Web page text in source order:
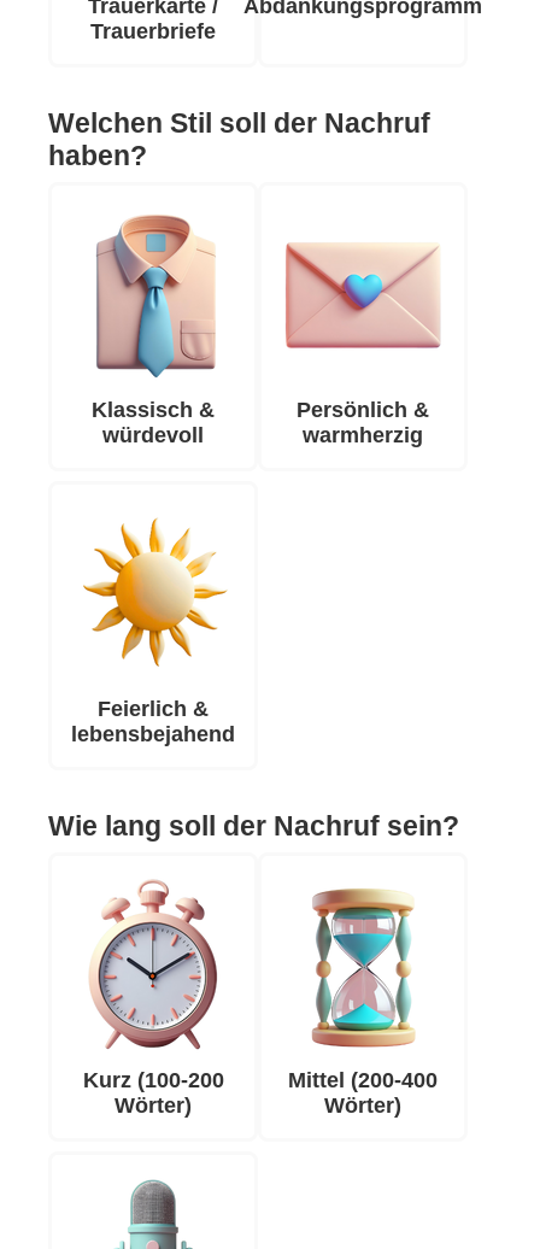
Trauerkarte /
Trauerbriefe
Abdankungsprogramm
Welchen Stil soll der Nachruf
haben?
Klassisch &
würdevoll
Persönlich &
warmherzig
Feierlich &
lebensbejahend
Wie lang soll der Nachruf sein?
Kurz (100-200
Wörter)
Mittel (200-400
Wörter)